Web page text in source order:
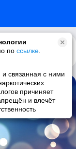
по ссылке
и связанная с ними
причиняет
и влечёт